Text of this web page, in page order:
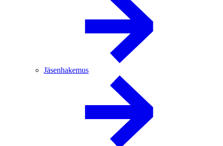
Jäsenhakemus